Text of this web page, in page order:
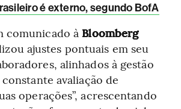
é externo, segundo BofA
comunicado à Bloomberg
ajustes pontuais em seu
alinhados à gestão
avaliação de
operações”, acrescentando